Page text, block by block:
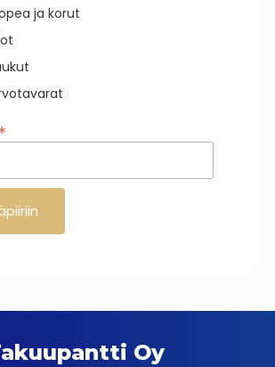
ja korut
Oy